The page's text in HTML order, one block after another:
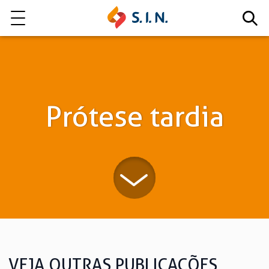
LITE
Prótese tardia
VEJA OUTRAS PUBLICAÇÕES